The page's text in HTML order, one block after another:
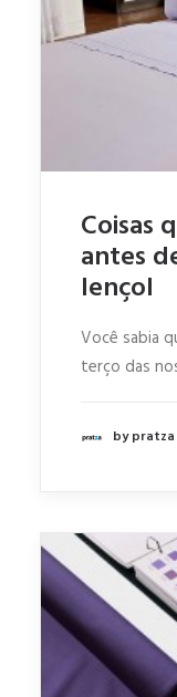
O QUE FAZEMOS
Coisas
antes
lençol
Você sabia
terço das
by pratza